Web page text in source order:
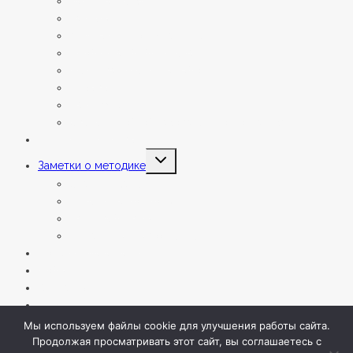
Заметки о методике
Переключить
дочернее
На занятие
Мы используем файлы cookie для улучшения работы сайта.
Продолжая просматривать этот сайт, вы соглашаетесь с